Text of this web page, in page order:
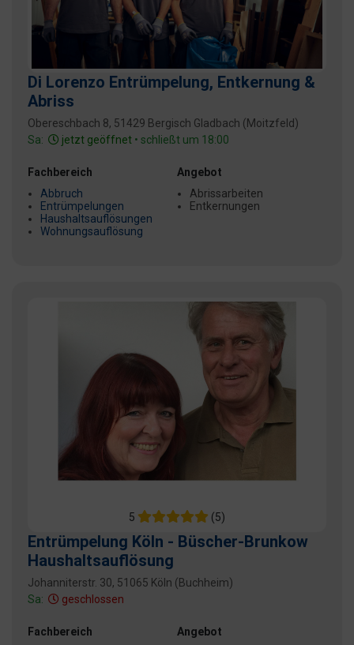
Di Lorenzo Entrümpelung, Entkernung &
Abriss
Obereschbach 8, 51429 Bergisch Gladbach (Moitzfeld)
Sa:
jetzt geöffnet • schließt um 18:00
Fachbereich
Abbruch
Entrümpelungen
Haushaltsauflösungen
Wohnungsauflösung
Angebot
Abrissarbeiten
Entkernungen
5 (5)
Entrümpelung Köln - Büscher-Brunkow
Haushaltsauflösung
Johanniterstr. 30, 51065 Köln (Buchheim)
Sa:
geschlossen
Fachbereich
Angebot